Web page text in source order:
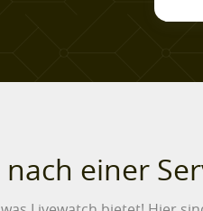
einer